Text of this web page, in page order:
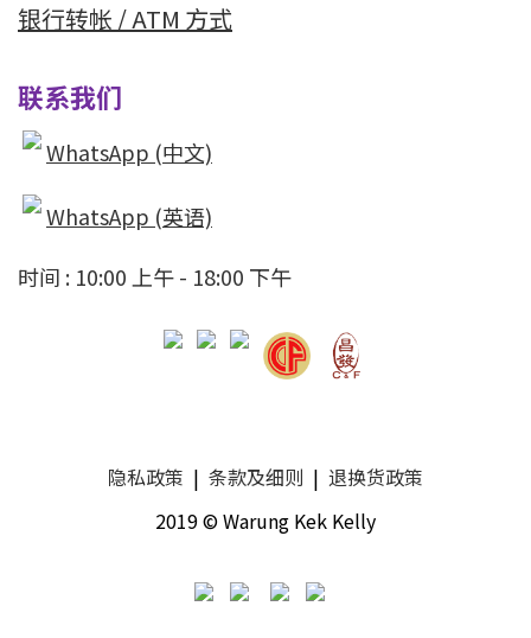
银行转帐 / ATM 方式
联系我们
WhatsApp (中文)
WhatsApp (英语)
时间 : 10:00 上午 - 18:00 下午
隐私政策 | 条款及细则 | 退换货政策
2019 © Warung Kek Kelly